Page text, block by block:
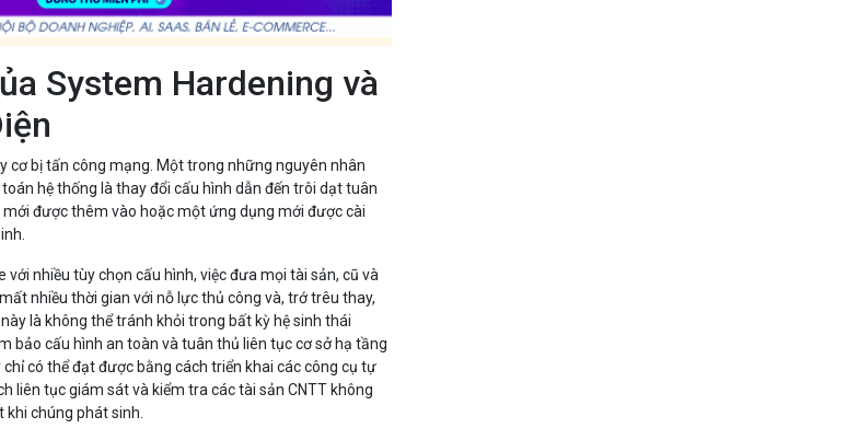
System Hardening và
cơ bị tấn công mạng. Một trong những nguyên nhân
hệ thống là thay đổi cấu hình dẫn đến trôi dạt tuân
được thêm vào hoặc một ứng dụng mới được cài
với nhiều tùy chọn cấu hình, việc đưa mọi tài sản, cũ và
nhiều thời gian với nỗ lực thủ công và, trớ trêu thay,
là không thể tránh khỏi trong bất kỳ hệ sinh thái
bảo cấu hình an toàn và tuân thủ liên tục cơ sở hạ tầng
có thể đạt được bằng cách triển khai các công cụ tự
liên tục giám sát và kiểm tra các tài sản CNTT không
khi chúng phát sinh.